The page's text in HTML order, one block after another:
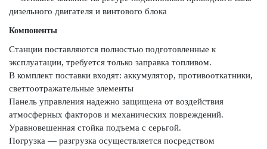
дизельного двигателя и винтового блока
Компоненты
Станции поставляются полностью подготовленные к
эксплуатации, требуется только заправка топливом.
В комплект поставки входят: аккумулятор, противооткатники,
светтоотражательные элементы
Панель управления надежно защищена от воздействия
атмосферных факторов и механических повреждений.
Уравновешенная стойка подъема с серьгой.
Погрузка — разгрузка осуществляется посредством